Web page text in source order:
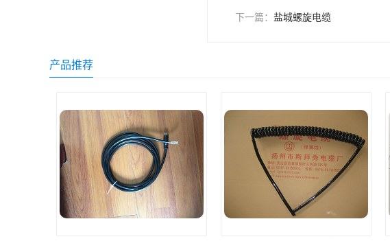
下一篇： 盐城螺旋电缆
产品推荐